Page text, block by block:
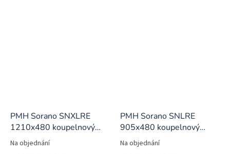
PMH Sorano SNXLRE
1210x480 koupelnový
radiátor
Na objednání
PMH Sorano SNLRE
905x480 koupelnový
radiátor
Na objednání